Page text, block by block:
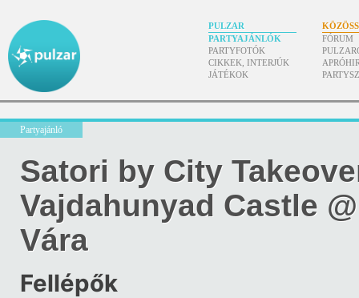
PULZAR
PARTYAJÁNLÓK
PARTYFOTÓK
CIKKEK, INTERJÚK
JÁTÉKOK
FÓRUM
Partyajánló
Satori by City
Vajdahunyad Castle
Vára
Fellépők